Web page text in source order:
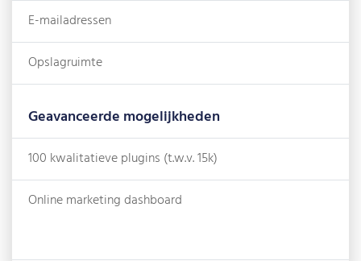
E-mailadressen
Opslagruimte
Geavanceerde mogelijkheden
100 kwalitatieve plugins (t.w.v. 15k)
Online marketing dashboard